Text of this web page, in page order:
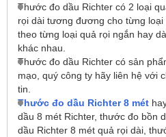
Thước đo dầu Richter có 2 loại
rọi dài tương đương cho từng
theo từng loại quả rọi ngắn hay
khác nhau.
Thước đo dầu Richter có sản
mạo, quý công ty hãy liên hệ với
tin.
Thước đo dầu Richter 8 mét
dầu 8 mét Richter, thước đo bồn
dầu Richter 8 mét quả rọi dài,